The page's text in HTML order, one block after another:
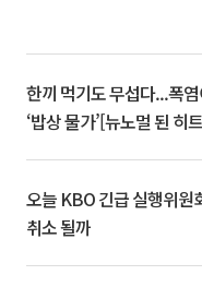
한끼 먹기도 무섭다...폭
‘밥상 물가’[뉴노멀 된 히
오늘 KBO 긴급 실행위원
취소 될까